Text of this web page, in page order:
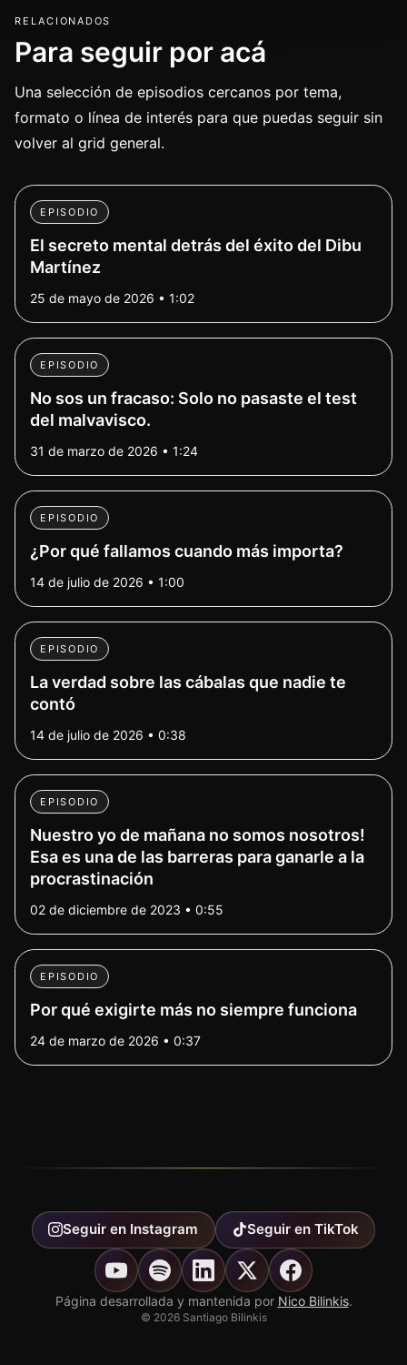
RELACIONADOS
Para seguir por acá
Una selección de episodios cercanos por tema,
formato o línea de interés para que puedas seguir sin
volver al grid general.
EPISODIO
El secreto mental detrás del éxito del Dibu
Martínez
25 de mayo de 2026 • 1:02
EPISODIO
No sos un fracaso: Solo no pasaste el test
del malvavisco.
31 de marzo de 2026 • 1:24
EPISODIO
¿Por qué fallamos cuando más importa?
14 de julio de 2026 • 1:00
EPISODIO
La verdad sobre las cábalas que nadie te
contó
14 de julio de 2026 • 0:38
EPISODIO
Nuestro yo de mañana no somos nosotros!
Esa es una de las barreras para ganarle a la
procrastinación
02 de diciembre de 2023 • 0:55
EPISODIO
Por qué exigirte más no siempre funciona
24 de marzo de 2026 • 0:37
Seguir en Instagram Seguir en TikTok
Página desarrollada y mantenida por Nico Bilinkis.
© 2026Santiago Bilinkis